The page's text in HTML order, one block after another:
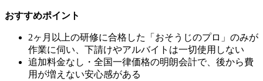
おすすめポイント
2ヶ月以上の研修に合格した「おそうじのプロ」のみが
作業に伺い、下請けやアルバイトは一切使用しない
追加料金なし・全国一律価格の明朗会計で、後から費
用が増えない安心感がある